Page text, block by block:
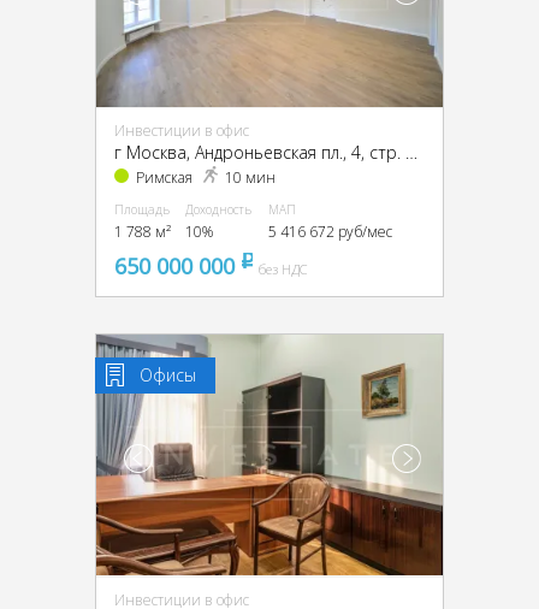
Инвестиции в офис
г Москва, Андроньевская пл., 4, стр. 1, 2, 3, ЦАО, г Москва, Андроньевская пл., 4, стр. 1
Римская 10 мин
Площадь
1 788 м²
Доходность
10%
МАП
5 416 672 руб/мес
650 000 000 pуббез НДС
Офисы
Инвестиции в офис